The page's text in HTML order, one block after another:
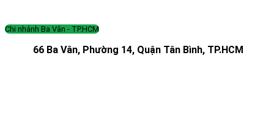
Chi nhánh Ba Vân - TP.HCM
66 Ba Vân, Phường 14, Quận Tân Bình, TP.HCM